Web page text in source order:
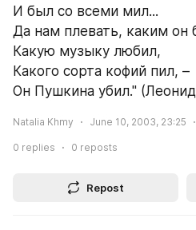
И был со всеми мил...
Да нам плевать, каким он
Какую музыку любил,
Какого сорта кофий пил, –
Он Пушкина убил."
Natalia Khmy June 10, 2003, 23:25
0 replies 0 reposts
Repost